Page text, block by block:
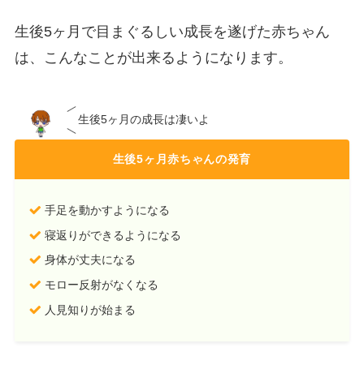
生後5ヶ月で目まぐるしい成長を遂げた赤ちゃん
は、こんなことが出来るようになります。
生後5ヶ月の成長は凄いよ
生後5ヶ月赤ちゃんの発育
手足を動かすようになる
寝返りができるようになる
身体が丈夫になる
モロー反射がなくなる
人見知りが始まる